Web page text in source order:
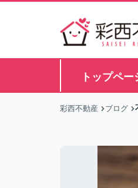
トップペー
彩西不動産 ブログ